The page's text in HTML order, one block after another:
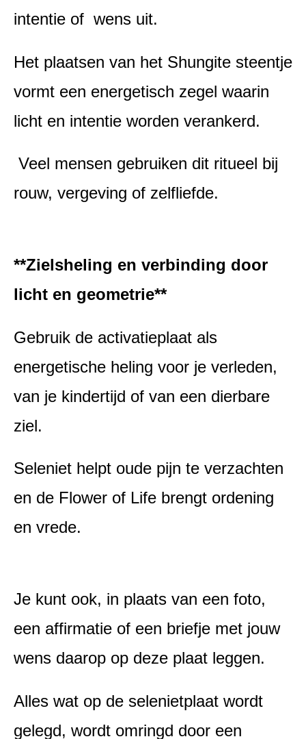
intentie of wens uit.
Het plaatsen van het Shungite steentje
vormt een energetisch zegel waarin
licht en intentie worden verankerd.
Veel mensen gebruiken dit ritueel bij
rouw, vergeving of zelfliefde.
**Zielsheling en verbinding door
licht en geometrie**
Gebruik de activatieplaat als
energetische heling voor je verleden,
van je kindertijd of van een dierbare
ziel.
Seleniet helpt oude pijn te verzachten
en de Flower of Life brengt ordening
en vrede.
Je kunt ook, in plaats van een foto,
een affirmatie of een briefje met jouw
wens daarop op deze plaat leggen.
Alles wat op de selenietplaat wordt
gelegd, wordt omringd door een